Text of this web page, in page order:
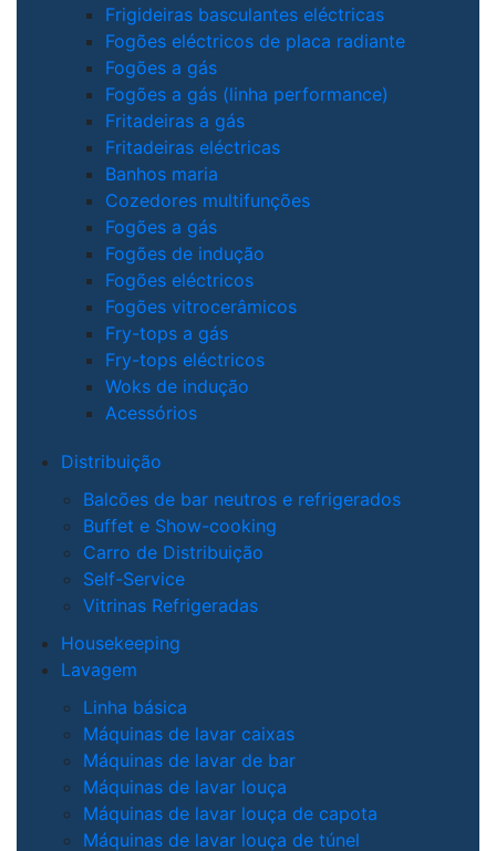
Frigideiras basculantes eléctricas
Fogões eléctricos de placa radiante
Fogões a gás
Fogões a gás (linha performance)
Fritadeiras a gás
Fritadeiras eléctricas
Banhos maria
Cozedores multifunções
Fogões a gás
Fogões de indução
Fogões eléctricos
Fogões vitrocerâmicos
Fry-tops a gás
Fry-tops eléctricos
Woks de indução
Acessórios
Distribuição
Balcões de bar neutros e refrigerados
Buffet e Show-cooking
Carro de Distribuição
Self-Service
Vitrinas Refrigeradas
Housekeeping
Lavagem
Linha básica
Máquinas de lavar caixas
Máquinas de lavar de bar
Máquinas de lavar louça
Máquinas de lavar louça de capota
Máquinas de lavar louça de túnel